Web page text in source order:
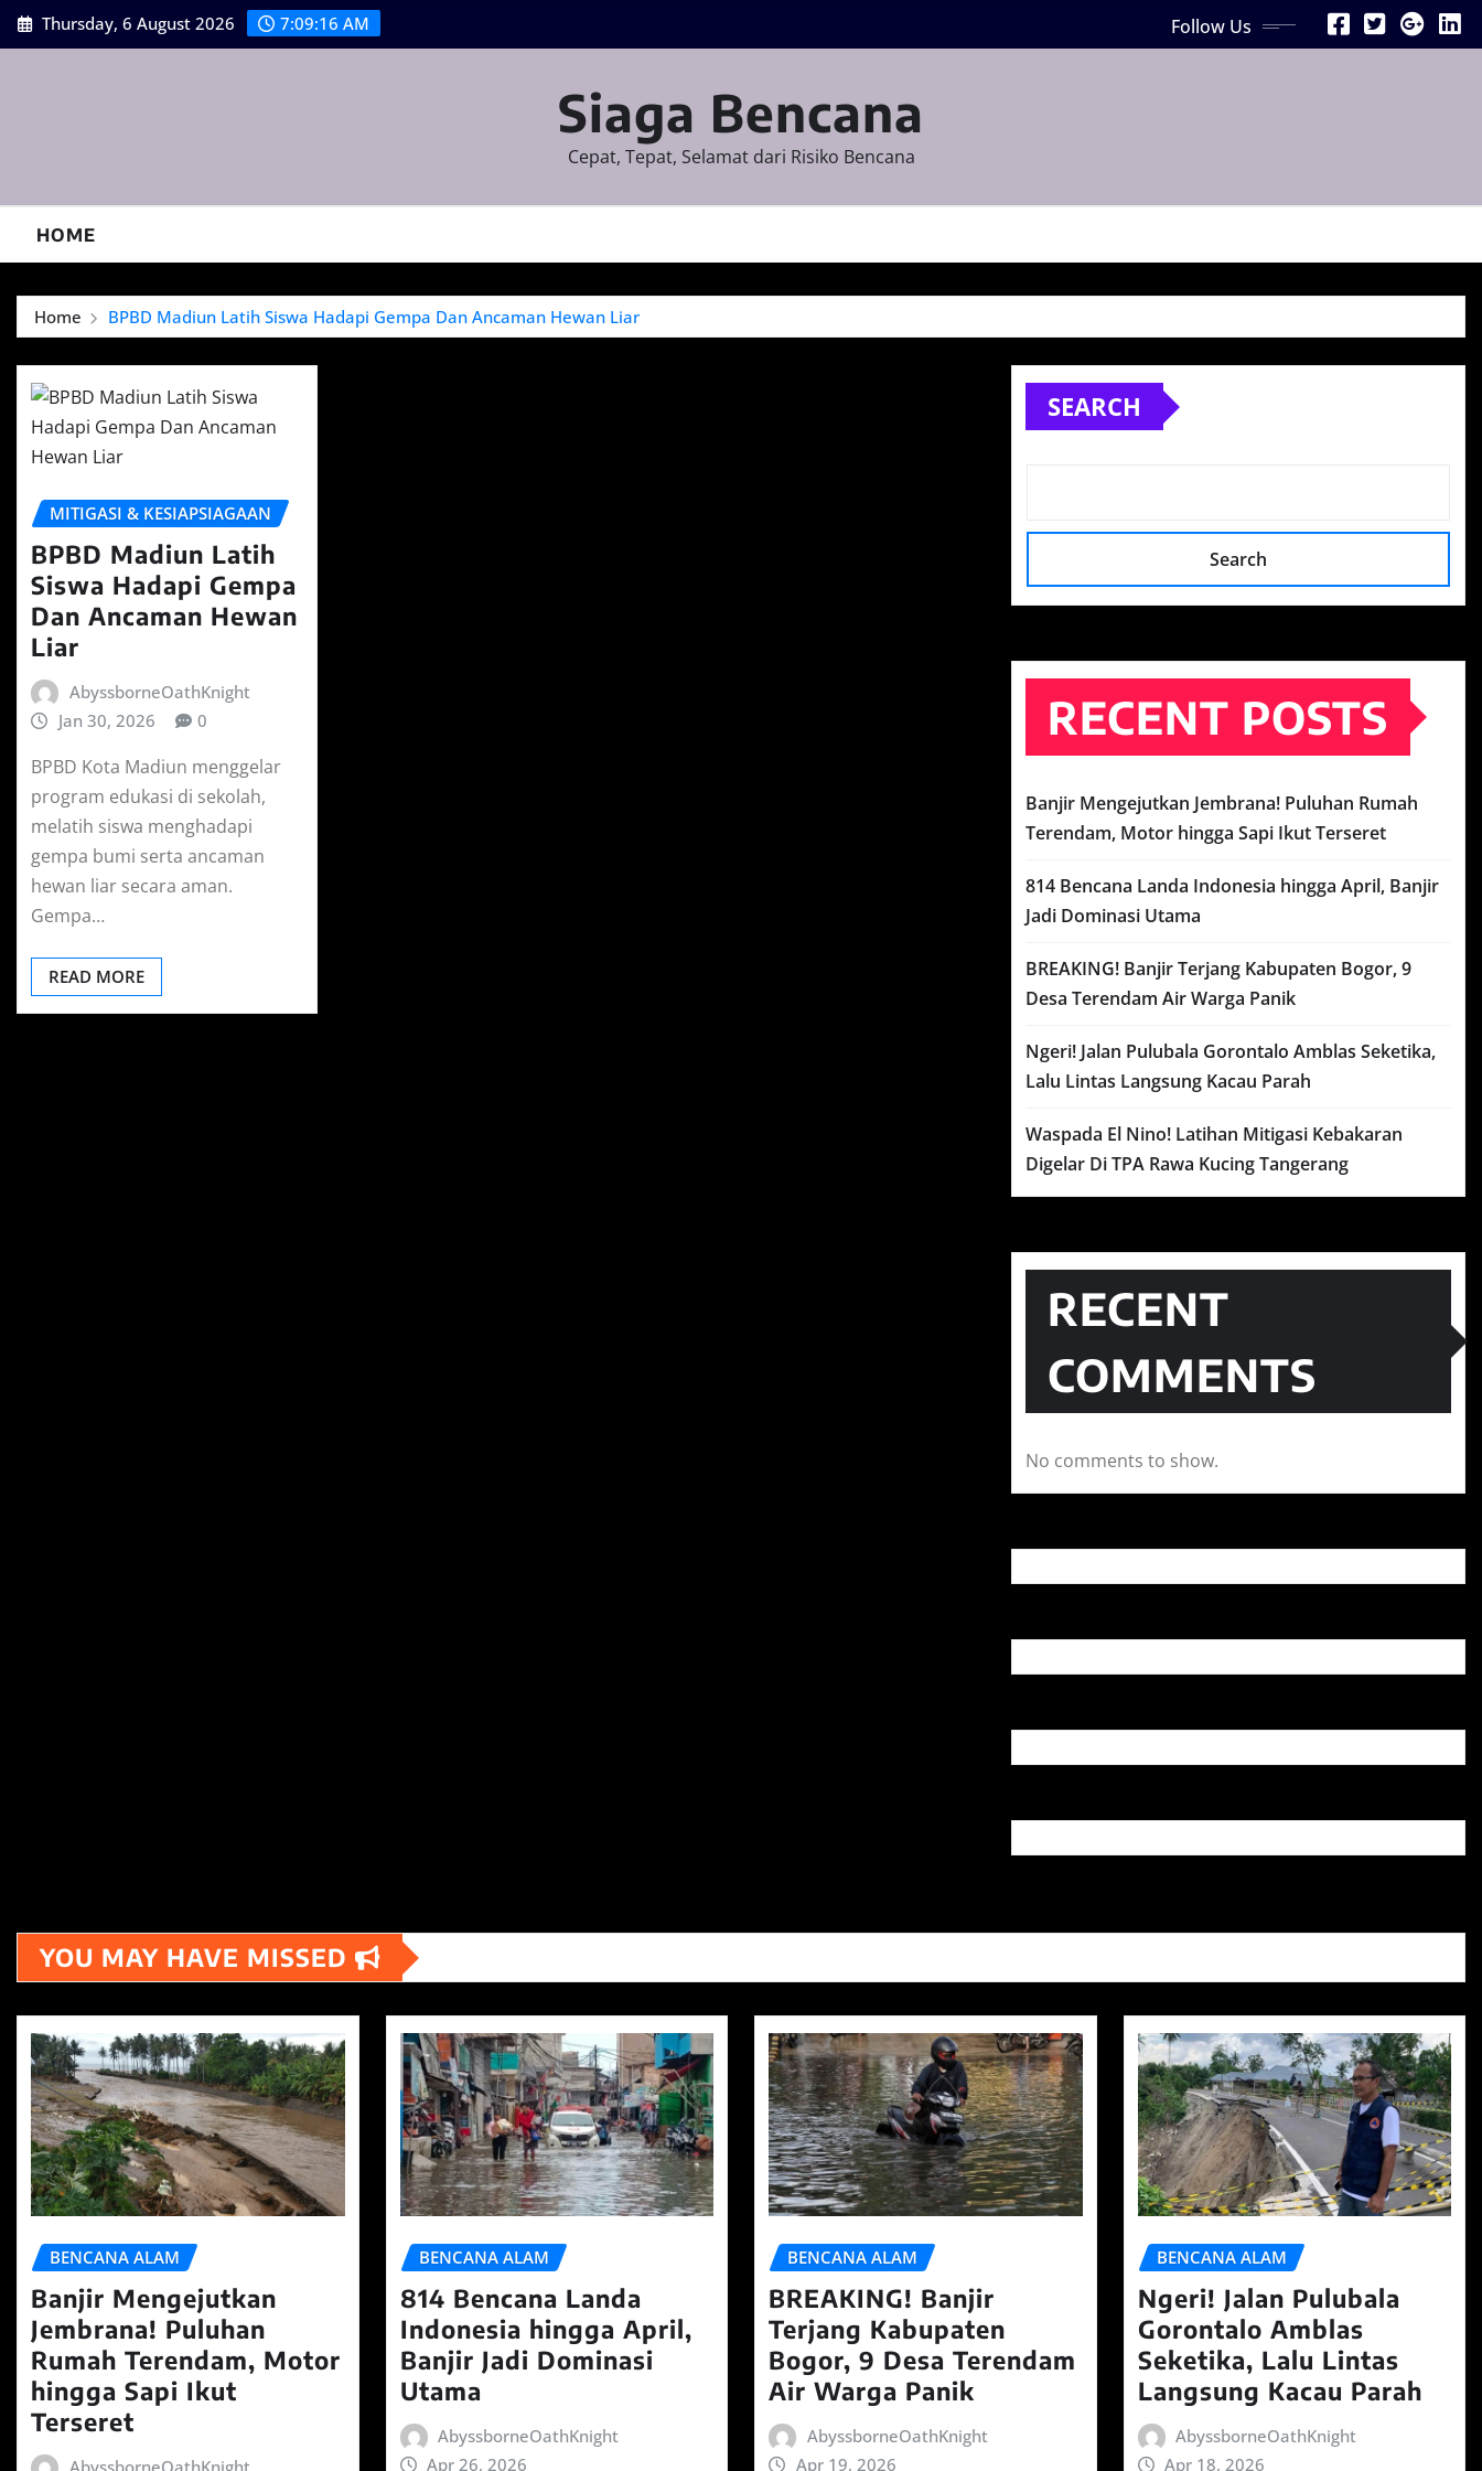
Skip
to
Thursday, 6 August 2026 7:09:17 AM Follow Us
Siaga Bencana
Cepat, Tepat, Selamat dari Risiko Bencana
HOME
Home BPBD Madiun Latih Siswa Hadapi Gempa Dan Ancaman Hewan Liar
MITIGASI & KESIAPSIAGAAN
BPBD Madiun Latih
Siswa Hadapi Gempa
Dan Ancaman Hewan
Liar
AbyssborneOathKnight
Jan 30, 2026
0
BPBD Kota Madiun menggelar
program edukasi di sekolah,
melatih siswa menghadapi
gempa bumi serta ancaman
hewan liar secara aman.
Gempa…
READ MORE
SEARCH
Search
RECENT POSTS
Banjir Mengejutkan Jembrana! Puluhan Rumah
Terendam, Motor hingga Sapi Ikut Terseret
814 Bencana Landa Indonesia hingga April, Banjir
Jadi Dominasi Utama
BREAKING! Banjir Terjang Kabupaten Bogor, 9
Desa Terendam Air Warga Panik
Ngeri! Jalan Pulubala Gorontalo Amblas Seketika,
Lalu Lintas Langsung Kacau Parah
Waspada El Nino! Latihan Mitigasi Kebakaran
Digelar Di TPA Rawa Kucing Tangerang
RECENT
COMMENTS
No comments to show.
YOU MAY HAVE MISSED
BENCANA ALAM
Banjir Mengejutkan
Jembrana! Puluhan
Rumah Terendam, Motor
hingga Sapi Ikut
Terseret
AbyssborneOathKnight
BENCANA ALAM
814 Bencana Landa
Indonesia hingga April,
Banjir Jadi Dominasi
Utama
AbyssborneOathKnight
Apr 26, 2026
BENCANA ALAM
BREAKING! Banjir
Terjang Kabupaten
Bogor, 9 Desa Terendam
Air Warga Panik
AbyssborneOathKnight
Apr 19, 2026
BENCANA ALAM
Ngeri! Jalan Pulubala
Gorontalo Amblas
Seketika, Lalu Lintas
Langsung Kacau Parah
AbyssborneOathKnight
Apr 18, 2026